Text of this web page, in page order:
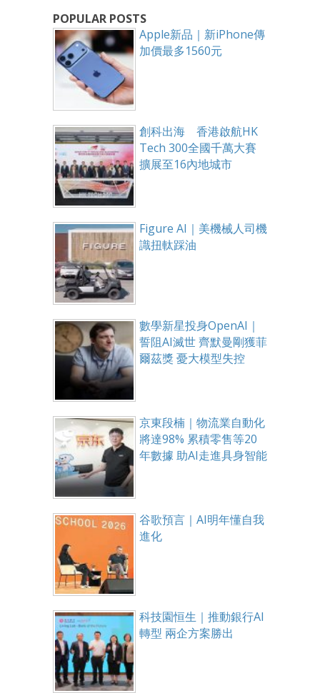
POPULAR POSTS
Apple新品｜新iPhone傳
加價最多1560元
創科出海 香港啟航HK
Tech 300全國千萬大賽
擴展至16內地城市
Figure AI｜美機械人司機
識扭軚踩油
數學新星投身OpenAI｜
誓阻AI滅世 齊默曼剛獲菲
爾茲獎 憂大模型失控
京東段楠｜物流業自動化
將達98% 累積零售等20
年數據 助AI走進具身智能
谷歌預言｜AI明年懂自我
進化
科技園恒生｜推動銀行AI
轉型 兩企方案勝出